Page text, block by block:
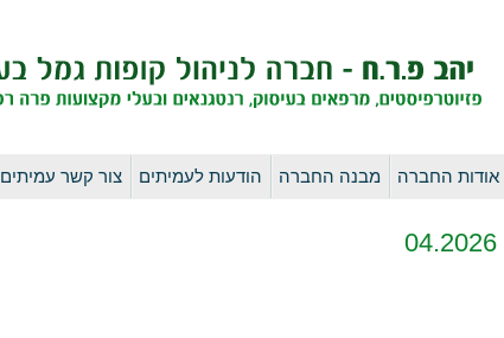
לדלג
אודות החברה מבנה החברה הודעות לעמיתים צור קשר עמיתים